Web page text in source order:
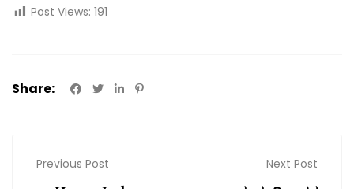
Post Views: 191
Share:
Previous Post Next Post